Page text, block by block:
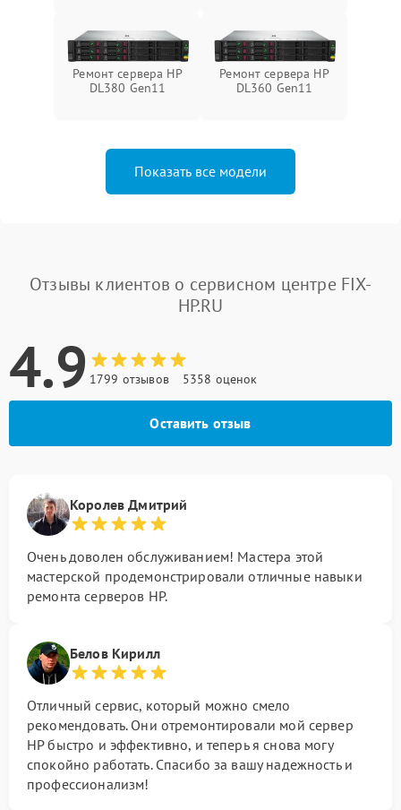
Ремонт сервера HP
DL380 Gen11
Ремонт сервера HP
DL360 Gen11
Показать все модели
Отзывы клиентов о сервисном центре FIX-
HP.RU
4.9 1799 отзывов 5358 оценок
Оставить отзыв
Королев Дмитрий
Очень доволен обслуживанием! Мастера этой
мастерской продемонстрировали отличные навыки
ремонта серверов HP.
Белов Кирилл
Отличный сервис, который можно смело
рекомендовать. Они отремонтировали мой сервер
HP быстро и эффективно, и теперь я снова могу
спокойно работать. Спасибо за вашу надежность и
профессионализм!